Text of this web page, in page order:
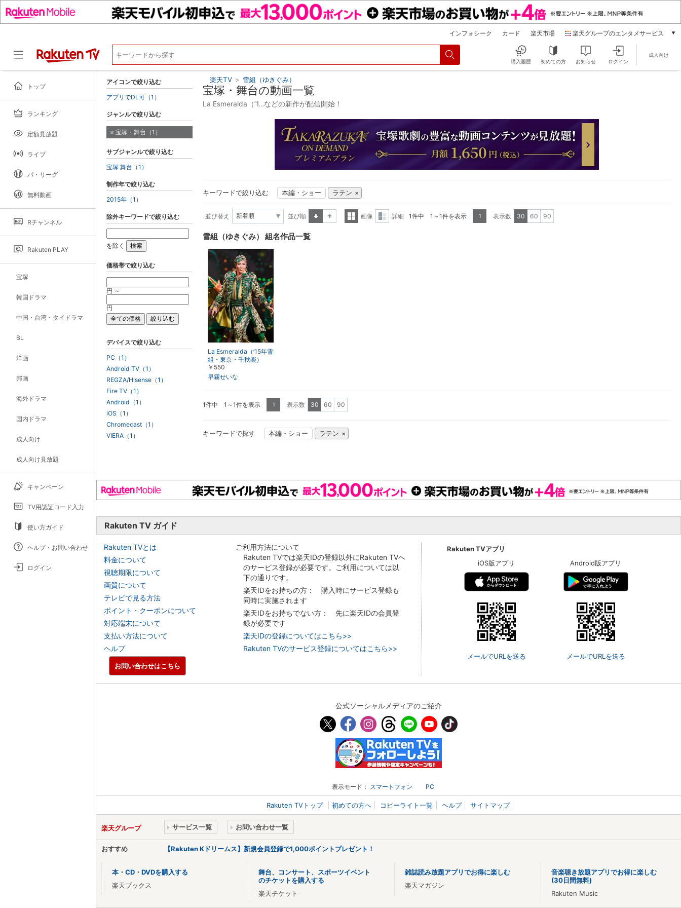
インフォシーク カード 楽天市場 楽天グループのエンタメサービス
本/ゲーム/CD/DVD
雑誌読み放題
音楽配信
動画配信
動画配信ガイド
購入履歴 初めての方 お知らせ ログイン
成人向け
トップ
ランキング
定額見放題
ライブ
パ・リーグ
無料動画
Rチャンネル
Rakuten PLAY
宝塚
韓国ドラマ
中国・台湾・タイドラマ
BL
洋画
邦画
海外ドラマ
国内ドラマ
成人向け
成人向け見放題
キャンペーン
TV用認証コード入力
使い方ガイド
ヘルプ・お問い合わせ
ログイン
楽天TV > 雪組（ゆきぐみ）
宝塚・舞台の動画一覧
La Esmeralda（’1…などの新作が配信開始！
キーワードで絞り込む 本編・ショー ラテン
並び替え
並び順
画像
詳細 1件中 1～1件を表示 1 表示数 30 60 90
雪組（ゆきぐみ） 組名作品一覧
La Esmeralda（’15年雪
組・東京・千秋楽）
￥550
早霧せいな
1件中 1～1件を表示 1 表示数 30 60 90
キーワードで探す 本編・ショー ラテン
アイコンで絞り込む
アプリでDL可（1）
ジャンルで絞り込む
宝塚・舞台（1）
サブジャンルで絞り込む
宝塚 舞台（1）
制作年で絞り込む
2015年（1）
除外キーワードで絞り込む
を除く
価格帯で絞り込む
円 ～
円
デバイスで絞り込む
PC（1）
Android TV（1）
REGZA/Hisense（1）
Fire TV（1）
Android（1）
iOS（1）
Chromecast（1）
VIERA（1）
Rakuten TV ガイド
Rakuten TVとは
料金について
視聴期限について
画質について
テレビで見る方法
ポイント・クーポンについて
対応端末について
支払い方法について
ヘルプ
ご利用方法について
Rakuten TVでは楽天IDの登録以外にRakuten TVへ
のサービス登録が必要です。ご利用については以
下の通りです。
楽天IDをお持ちの方： 購入時にサービス登録も
同時に実施されます
楽天IDをお持ちでない方： 先に楽天IDの会員登
録が必要です
楽天IDの登録についてはこちら>>
Rakuten TVのサービス登録についてはこちら>>
Rakuten TVアプリ
iOS版アプリ
メールでURLを送る
Android版アプリ
メールでURLを送る
お問い合わせはこちら
公式ソーシャルメディアのご紹介
表示モード： スマートフォン PC
Rakuten TVトップ 初めての方へ コピーライト一覧 ヘルプ サイトマップ
楽天グループ サービス一覧 お問い合わせ一覧
おすすめ 【Rakuten Kドリームス】新規会員登録で1,000ポイントプレゼント！
本・CD・DVDを購入する
楽天ブックス
舞台、コンサート、スポーツイベント
のチケットを購入する
楽天チケット
雑誌読み放題アプリでお得に楽しむ
楽天マガジン
音楽聴き放題アプリでお得に楽しむ
(30日間無料)
Rakuten Music